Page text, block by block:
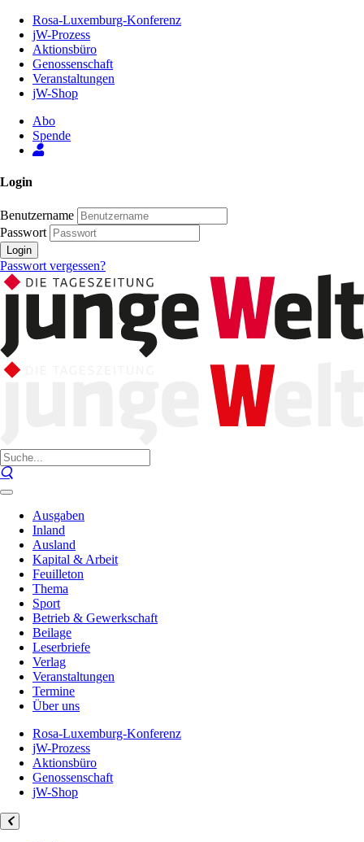
Inhalt
Seite
Rosa-Luxemburg-Konferenz
jW-Prozess
Aktionsbüro
Genossenschaft
Veranstaltungen
jW-Shop
Abo
Spende
Login
Benutzername
Passwort
Login
Passwort vergessen?
Ausgaben
Inland
Ausland
Kapital & Arbeit
Feuilleton
Thema
Sport
Betrieb & Gewerkschaft
Beilage
Leserbriefe
Verlag
Veranstaltungen
Termine
Über uns
Rosa-Luxemburg-Konferenz
jW-Prozess
Aktionsbüro
Genossenschaft
jW-Shop